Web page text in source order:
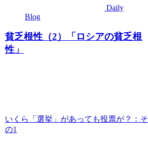
Daily
Blog
貧乏根性（2）「ロシアの貧乏根
性」
いくら「選挙」があっても投票が？：そ
の1